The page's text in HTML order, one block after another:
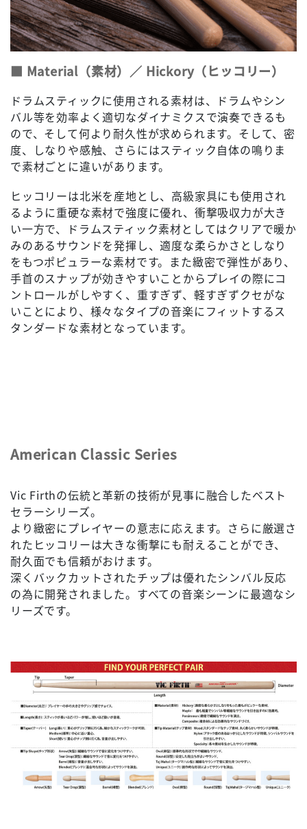
■ Material（素材）／ Hickory（ヒッコリー）
ドラムスティックに使用される素材は、ドラムやシン
バル等を効率よく適切なダイナミクスで演奏できるも
ので、そして何より耐久性が求められます。そして、密
度、しなりや感触、さらにはスティック自体の鳴りま
で素材ごとに違いがあります。
ヒッコリーは北米を産地とし、高級家具にも使用され
るように重硬な素材で強度に優れ、衝撃吸収力が大き
い一方で、ドラムスティック素材としてはクリアで暖か
みのあるサウンドを発揮し、適度な柔らかさとしなり
をもつポピュラーな素材です。また緻密で弾性があり、
手首のスナップが効きやすいことからプレイの際にコ
ントロールがしやすく、重すぎず、軽すぎずクセがな
いことにより、様々なタイプの音楽にフィットするス
タンダードな素材となっています。
American Classic Series
Vic Firthの伝統と革新の技術が見事に融合したベスト
セラーシリーズ。
より緻密にプレイヤーの意志に応えます。さらに厳選さ
れたヒッコリーは大きな衝撃にも耐えることができ、
耐久面でも信頼がおけます。
深くバックカットされたチップは優れたシンバル反応
の為に開発されました。すべての音楽シーンに最適なシ
リーズです。